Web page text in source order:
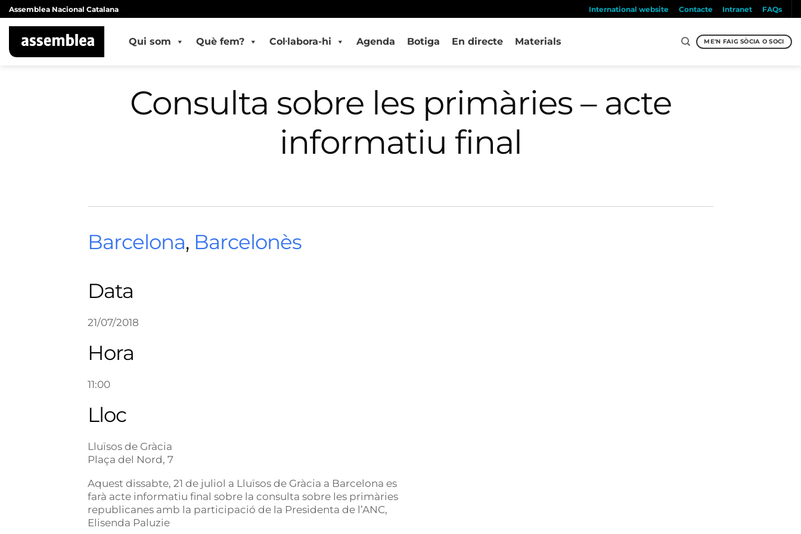
Skip
to
content
Assemblea Nacional Catalana International website Contacte Intranet FAQs
Qui som Què fem? Col·labora-hi Agenda Botiga En directe Materials ME'N FAIG SÒCIA O SOCI
Consulta sobre les primàries – acte
informatiu final
Barcelona, Barcelonès
Data
21/07/2018
Hora
11:00
Lloc
Lluïsos de Gràcia
Plaça del Nord, 7
Aquest dissabte, 21 de juliol a Lluïsos de Gràcia a Barcelona es
farà acte informatiu final sobre la consulta sobre les primàries
republicanes amb la participació de la Presidenta de l’ANC,
Elisenda Paluzie